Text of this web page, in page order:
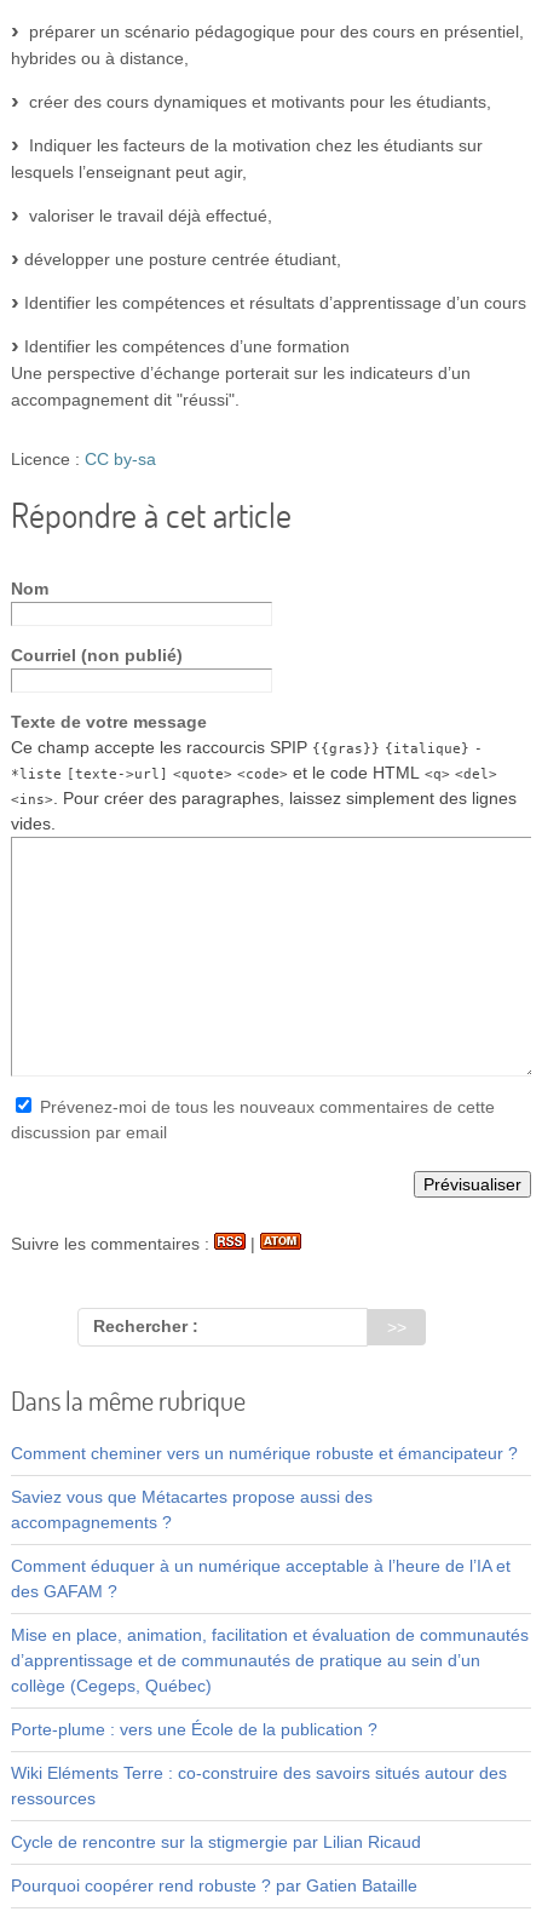
préparer un scénario pédagogique pour des cours en présentiel,
hybrides ou à distance,
créer des cours dynamiques et motivants pour les étudiants,
Indiquer les facteurs de la motivation chez les étudiants sur
lesquels l’enseignant peut agir,
valoriser le travail déjà effectué,
développer une posture centrée étudiant,
Identifier les compétences et résultats d’apprentissage d’un cours
Identifier les compétences d’une formation
Une perspective d’échange porterait sur les indicateurs d’un
accompagnement dit "réussi".
Licence : CC by-sa
Répondre à cet article
Nom
Courriel (non publié)
Texte de votre message
Ce champ accepte les raccourcis SPIP {{gras}} {italique} -
*liste [texte->url] <quote> <code>et le code HTML <q> <del>
<ins>. Pour créer des paragraphes, laissez simplement des lignes
vides.
Prévenez-moi de tous les nouveaux commentaires de cette
discussion par email
Suivre les commentaires : |
Rechercher :
Dans la même rubrique
Comment cheminer vers un numérique robuste et émancipateur ?
Saviez vous que Métacartes propose aussi des
accompagnements ?
Comment éduquer à un numérique acceptable à l’heure de l’IA et
des GAFAM ?
Mise en place, animation, facilitation et évaluation de communautés
d’apprentissage et de communautés de pratique au sein d’un
collège (Cegeps, Québec)
Porte-plume : vers une École de la publication ?
Wiki Eléments Terre : co-construire des savoirs situés autour des
ressources
Cycle de rencontre sur la stigmergie par Lilian Ricaud
Pourquoi coopérer rend robuste ? par Gatien Bataille